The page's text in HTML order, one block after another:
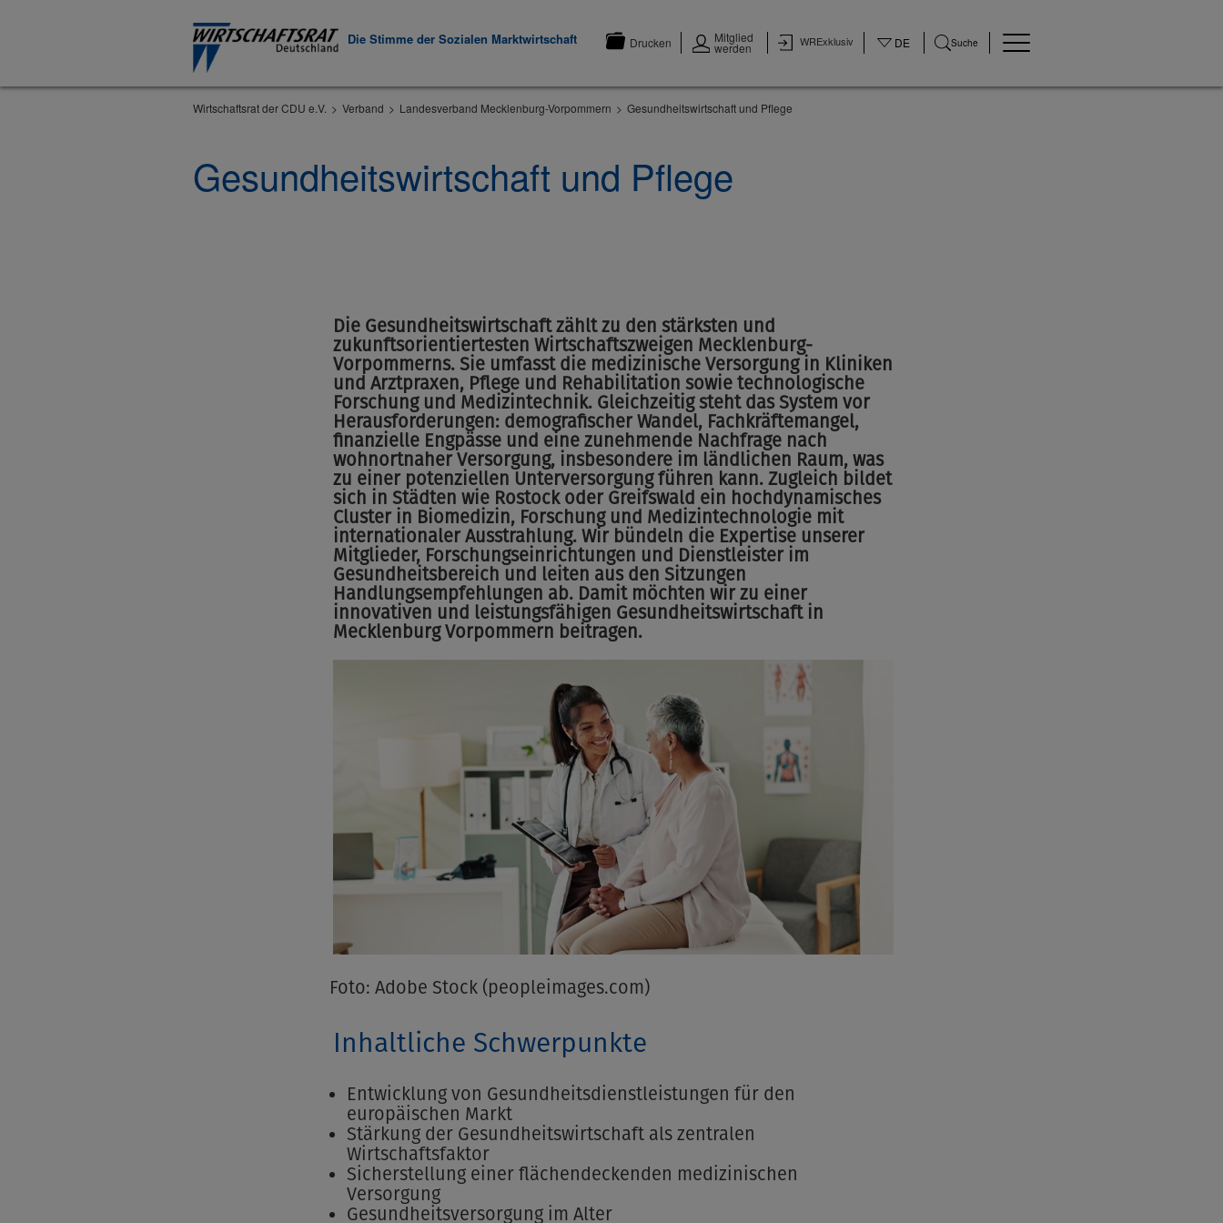
Die Stimme der Sozialen Marktwirtschaft Drucken Mitglied
werden WRExklusiv DE Suche
Wirtschaftsrat der CDU e.V. Verband Landesverband Mecklenburg-Vorpommern Gesundheitswirtschaft und Pflege
Gesundheitswirtschaft und Pflege
Die Gesundheitswirtschaft zählt zu den stärksten und
zukunftsorientiertesten Wirtschaftszweigen Mecklenburg-
Vorpommerns. Sie umfasst die medizinische Versorgung in Kliniken
und Arztpraxen, Pflege und Rehabilitation sowie technologische
Forschung und Medizintechnik. Gleichzeitig steht das System vor
Herausforderungen: demografischer Wandel, Fachkräftemangel,
finanzielle Engpässe und eine zunehmende Nachfrage nach
wohnortnaher Versorgung, insbesondere im ländlichen Raum, was
zu einer potenziellen Unterversorgung führen kann. Zugleich bildet
sich in Städten wie Rostock oder Greifswald ein hochdynamisches
Cluster in Biomedizin, Forschung und Medizintechnologie mit
internationaler Ausstrahlung. Wir bündeln die Expertise unserer
Mitglieder, Forschungseinrichtungen und Dienstleister im
Gesundheitsbereich und leiten aus den Sitzungen
Handlungsempfehlungen ab. Damit möchten wir zu einer
innovativen und leistungsfähigen Gesundheitswirtschaft in
Mecklenburg Vorpommern beitragen.
Foto: Adobe Stock (peopleimages.com)
Inhaltliche Schwerpunkte
Entwicklung von Gesundheitsdienstleistungen für den
europäischen Markt
Stärkung der Gesundheitswirtschaft als zentralen
Wirtschaftsfaktor
Sicherstellung einer flächendeckenden medizinischen
Versorgung
Gesundheitsversorgung im Alter